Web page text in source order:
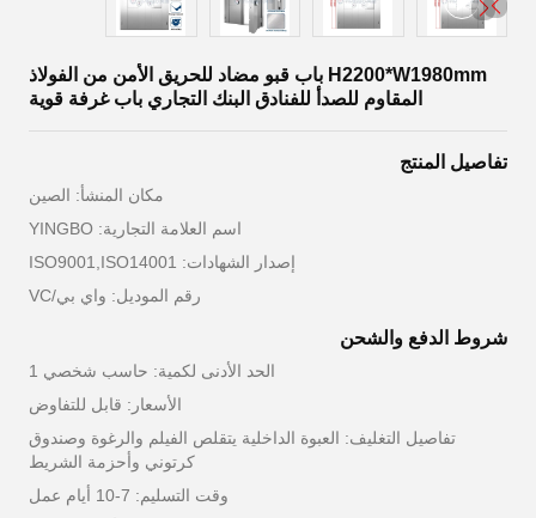
H2200*W1980mm باب قبو مضاد للحريق الأمن من الفولاذ
المقاوم للصدأ للفنادق البنك التجاري باب غرفة قوية
تفاصيل المنتج
مكان المنشأ: الصين
اسم العلامة التجارية: YINGBO
إصدار الشهادات: ISO9001,ISO14001
رقم الموديل: واي بي/VC
شروط الدفع والشحن
الحد الأدنى لكمية: حاسب شخصي 1
الأسعار: قابل للتفاوض
تفاصيل التغليف: العبوة الداخلية يتقلص الفيلم والرغوة وصندوق
كرتوني وأحزمة الشريط
وقت التسليم: 7-10 أيام عمل